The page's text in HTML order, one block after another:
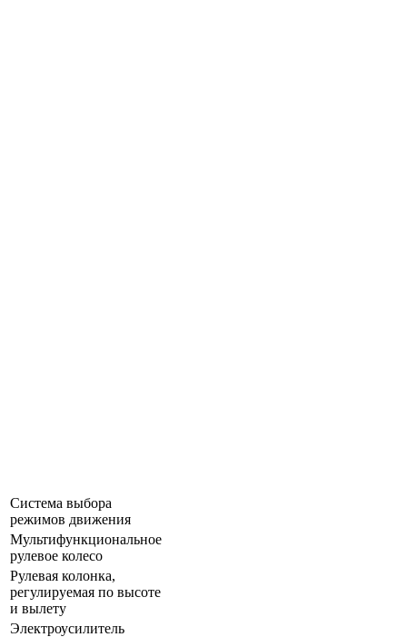
Система выбора
режимов движения
Мультифункциональное
рулевое колесо
Рулевая колонка,
регулируемая по высоте
и вылету
Электроусилитель